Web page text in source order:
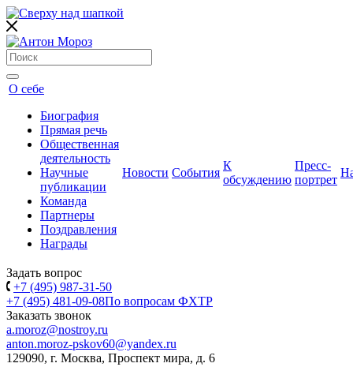
О себе
Биография
Прямая речь
Общественная
деятельность
Научные
публикации
Команда
Партнеры
Поздравления
Награды
Новости События
К
обсуждению
Пресс-
портрет
Задать вопрос
+7 (495) 987-31-50
+7 (495) 481-09-08По вопросам ФХТР
Заказать звонок
a.moroz@nostroy.ru
anton.moroz-pskov60@yandex.ru
129090, г. Москва, Проспект мира, д. 6